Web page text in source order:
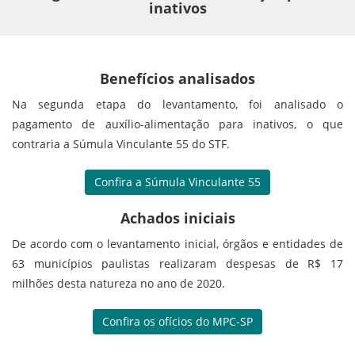
inativos
Benefícios analisados
Na segunda etapa do levantamento, foi analisado o
pagamento de auxílio-alimentação para inativos, o que
contraria a Súmula Vinculante 55 do STF.
Confira a Súmula Vinculante 55
Achados iniciais
De acordo com o levantamento inicial, órgãos e entidades de
63 municípios paulistas realizaram despesas de R$ 17
milhões desta natureza no ano de 2020.
Confira os ofícios do MPC-SP